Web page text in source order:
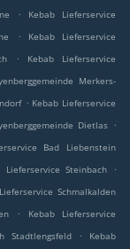
.
Kebab Lieferservice
.
Kebab Lieferservice
.
Kebab Lieferservice
Merkers-
. Kebab Lieferservice
Dietlas .
Bad Liebenstein
Lieferservice Steinbach
.
Schmalkalden
.
Kebab Lieferservice
Stadtlengsfeld . Kebab